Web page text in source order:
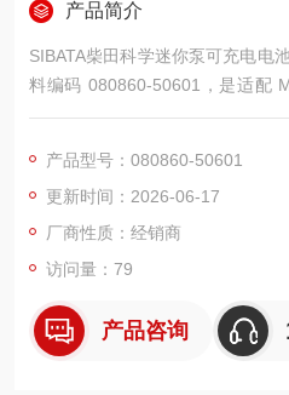
产品简介
SIBATA柴田科学迷你泵可充电电
料编码 080860-50601，是适配
采样泵的原装供电配件，日本原
满足职业卫生、环境监测外勤多
脱干电池频繁更换的繁琐，降低长
产品型号：080860-50601
更新时间：2026-06-17
厂商性质：经销商
访问量：79
产品咨询